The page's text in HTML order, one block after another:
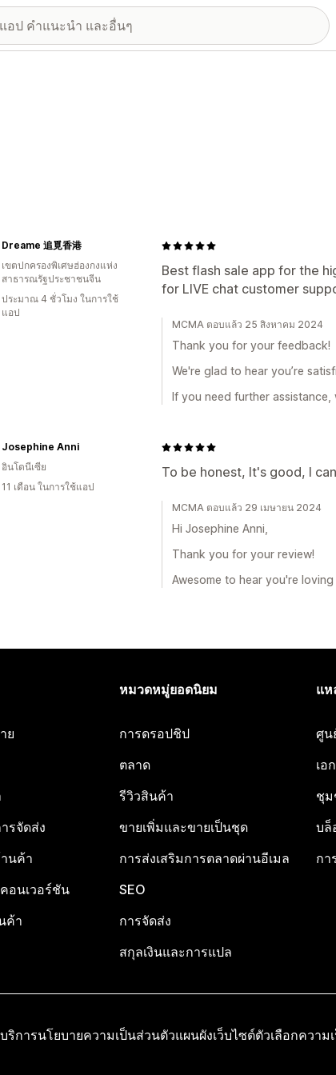
Best flash sale app for the
for LIVE chat customer
Dreame 追覓香港
เขตปกครองพิเศษฮ่องกงแห่ง
สาธารณรัฐประชาชนจีน
ประมาณ 4 ชั่วโมง ในการใช้
แอป
MCMA ตอบแล้ว 25 สิงหาคม 2024
Thank you for your feedback!
We're glad to hear you’re
If you need further assistance,
To be honest, It's good, I
Josephine Anni
อินโดนีเซีย
11 เดือน ในการใช้แอป
MCMA ตอบแล้ว 29 เมษายน 2024
Hi Josephine Anni,
Thank you for your review!
Awesome to hear you're
ย
รจัดส่ง
นค้า
อนเวอร์ชัน
ค้า
หมวดหมู่ยอดนิยม
การดรอปชิป
ตลาด
รีวิวสินค้า
ขายเพิ่มและขายเป็นชุด
การส่งเสริมการตลาดผ่านอีเมล
SEO
การจัดส่ง
สกุลเงินและการแปล
แห
ศูน
เอ
ชุม
บล็
กา
ริการนโยบายความเป็นส่วนตัวแผนผังเว็บไซต์ตัวเลือกควา